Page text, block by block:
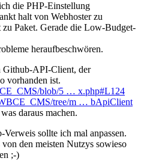
die PHP-Einstellung
halt von Webhoster zu
zu Paket. Gerade die Low-Budget-
heraufbeschwören.
Github-API-Client, der
vorhanden ist.
blob/5 … x.php#L124
tree/m … bApiClient
daraus machen.
sollte ich mal anpassen.
den meisten Nutzys sowieso
;-)